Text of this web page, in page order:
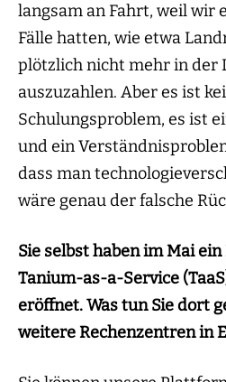
langsam an Fahrt, weil wir
Fälle hatten, wie etwa
plötzlich nicht mehr in der
auszuzahlen. Aber es ist
Schulungsproblem, es ist
und ein
dass man
wäre genau der falsche
Sie selbst haben im Mai
Tanium-as-a-Service
eröffnet. Was tun Sie dort
weitere Rechenzentren in